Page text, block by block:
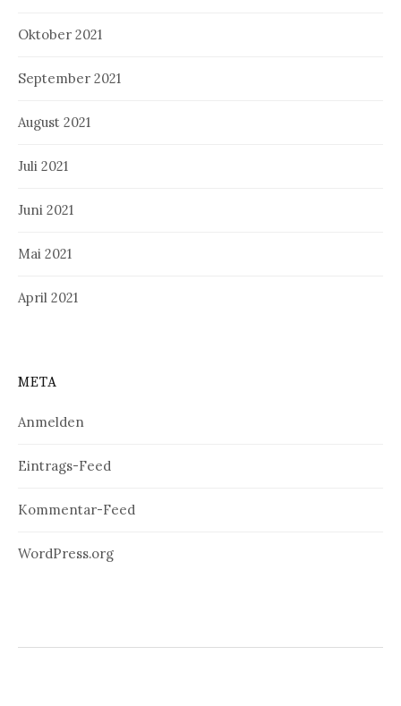
Oktober 2021
September 2021
August 2021
Juli 2021
Juni 2021
Mai 2021
April 2021
META
Anmelden
Eintrags-Feed
Kommentar-Feed
WordPress.org